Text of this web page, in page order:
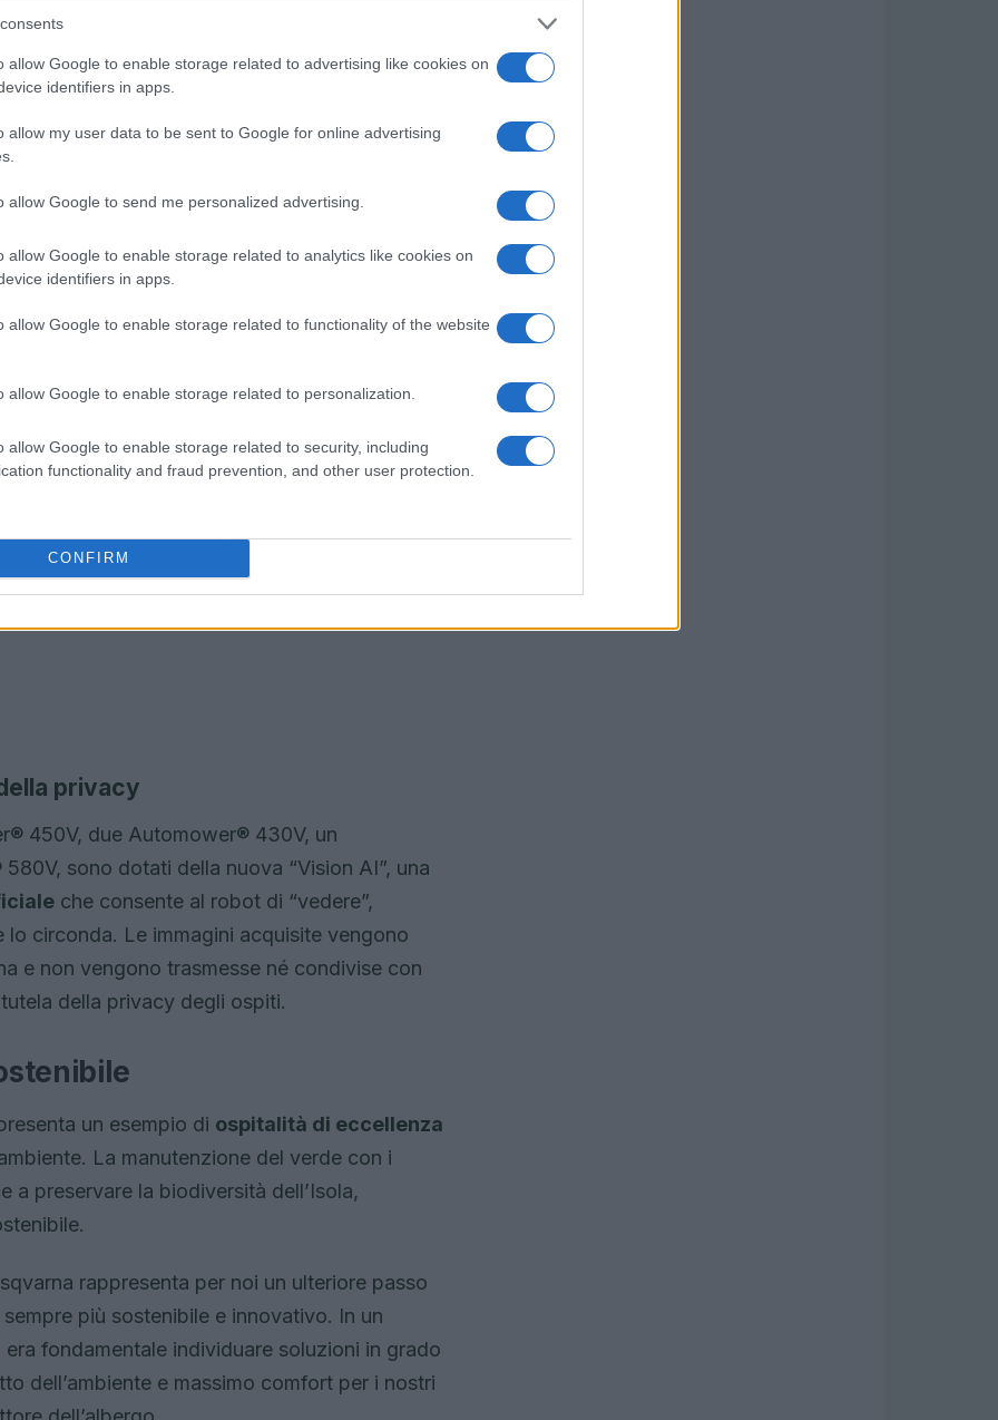
allow Google to enable storage related to advertising like cookies on
identifiers in apps.
allow my user data to be sent to Google for online advertising
allow Google to send me personalized advertising.
allow Google to enable storage related to analytics like cookies on
identifiers in apps.
allow Google to enable storage related to functionality of the website
allow Google to enable storage related to personalization.
allow Google to enable storage related to security, including
functionality and fraud prevention, and other user protection.
CONFIRM
soluzioni robotiche avanzate per la
tradizionali, alimentati a batteria e a zero
tagliaerba asportano piccole quantità di
in modo naturale. Questo sistema
raggiungibile esclusivamente via
privacy
450V, due Automower® 430V, un
sono dotati della nuova “Vision AI”, una
che consente al robot di “vedere”,
circonda. Le immagini acquisite vengono
e non vengono trasmesse né condivise con
della privacy degli ospiti.
un esempio di ospitalità di eccellenza
La manutenzione del verde con i
preservare la biodiversità dell’Isola,
rappresenta per noi un ulteriore passo
più sostenibile e innovativo. In un
fondamentale individuare soluzioni in grado
dell’ambiente e massimo comfort per i nostri